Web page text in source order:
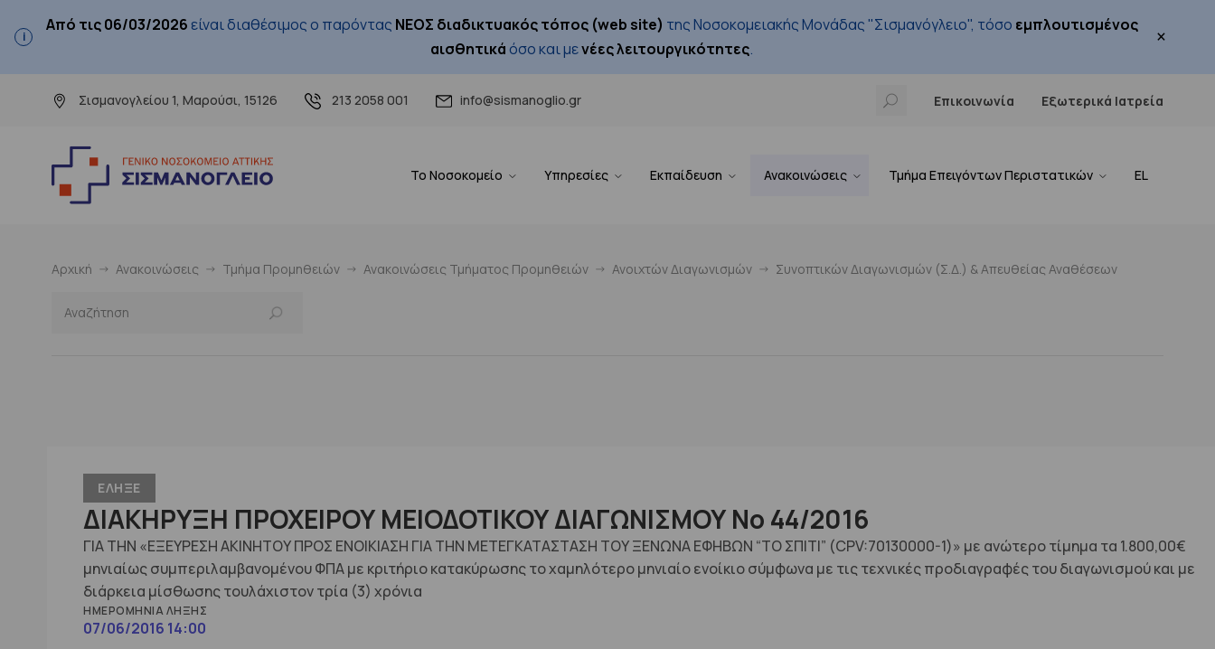
Από τις 06/03/2026 είναι διαθέσιμος ο παρόντας ΝΕΟΣ διαδικτυακός τόπος (web site) της Νοσοκομειακής Μονάδας "Σισμανόγλειο", τόσο εμπλουτισμένος
αισθητικάόσο και μενέες λειτουργικότητες. ×
Σισμανογλείου 1, Μαρούσι, 15126 213 2058 001 info@sismanoglio.gr Επικοινωνία Εξωτερικά Ιατρεία
Το Νοσοκομείο Υπηρεσίες Εκπαίδευση Ανακοινώσεις Τμήμα Επειγόντων Περιστατικών EL
Αρχική Ανακοινώσεις Τμήμα Προμηθειών Ανακοινώσεις Τμήματος Προμηθειών Ανοιχτών Διαγωνισμών Συνοπτικών Διαγωνισμών (Σ.Δ.) & Απευθείας Αναθέσεων
ΕΛΗΞΕ
ΔΙΑΚΗΡΥΞΗ ΠΡΟΧΕΙΡΟΥ ΜΕΙΟΔΟΤΙΚΟΥ ΔΙΑΓΩΝΙΣΜΟΥ No 44/2016
ΓΙΑ ΤΗΝ «ΕΞΕΥΡΕΣΗ ΑΚΙΝΗΤΟΥ ΠΡΟΣ ΕΝΟΙΚΙΑΣΗ ΓΙΑ ΤΗΝ ΜΕΤΕΓΚΑΤΑΣΤΑΣΗ ΤΟΥ ΞΕΝΩΝΑ ΕΦΗΒΩΝ “ΤΟ ΣΠΙΤΙ” (CPV:70130000-1)» με ανώτερο τίμημα τα 1.800,00€
μηνιαίως συμπεριλαμβανομένου ΦΠΑ με κριτήριο κατακύρωσης το χαμηλότερο μηνιαίο ενοίκιο σύμφωνα με τις τεχνικές προδιαγραφές του διαγωνισμού και με
διάρκεια μίσθωσης τουλάχιστον τρία (3) χρόνια
ΗΜΕΡΟΜΗΝΊΑ ΛΉΞΗΣ
07/06/2016 14:00